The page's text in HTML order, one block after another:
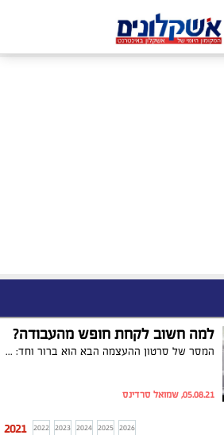
למה חשוב לקחת חופש מהעבודה?
המסר של סרטון ההעצמה הבא הוא ברור וחד: השתחררו מהלחץ שהעבודה מטילה על חייכם וקחו יותר זמן לעצמכם, כדי לעשות את הדברים שאתם אוהבים ולהיות עם האנשים הקרובים והחשובים לכם ביותר. התועלת שתצמח לכם יכולה להיות גדולה פי כמה מונים מעוד יום עבודה שרק יילך וישחק אתכם...צפו
05.08.21, שמואל סרדינס
2021 2022 2023 2024 2025 2026